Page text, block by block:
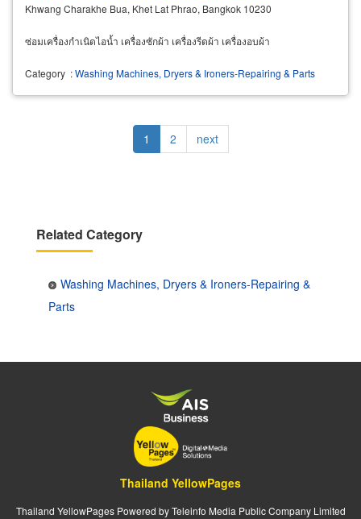
Khwang Charakhe Bua, Khet Lat Phrao, Bangkok 10230
ซ่อมเครื่องกำเนิดไอน้ำ เครื่องซักผ้า เครื่องรีดผ้า เครื่องอบผ้า
Category :Washing Machines, Dryers & Ironers-Repairing & Parts
Current
page
1 Page
2
Next
page
next
Related Category
Washing Machines, Dryers & Ironers-Repairing &
Parts
Thailand YellowPages
Thailand YellowPages Powered by Teleinfo Media Public Company Limited